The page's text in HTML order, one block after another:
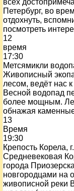
всех
Петербург, во
отдохнуть,
посмотреть
12
время
17:30
Метсямикли
Живописный
лесом, ведёт нас
Весной водопад
более мощным.
обнажая
13
Время
19:30
Крепость Корела,
Средневековая
города
новгородцами на
живописной реки